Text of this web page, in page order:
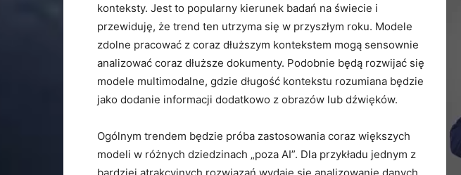
konteksty. Jest to popularny kierunek badań na świecie i
przewiduję, że trend ten utrzyma się w przyszłym roku. Modele
zdolne pracować z coraz dłuższym kontekstem mogą sensownie
analizować coraz dłuższe dokumenty. Podobnie będą rozwijać się
modele multimodalne, gdzie długość kontekstu rozumiana będzie
jako dodanie informacji dodatkowo z obrazów lub dźwięków.
Ogólnym trendem będzie próba zastosowania coraz większych
modeli w różnych dziedzinach „poza AI”. Dla przykładu jednym z